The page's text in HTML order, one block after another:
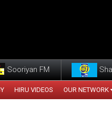
Sooriyan FM
HIRU VIDEOS OUR NETWORK